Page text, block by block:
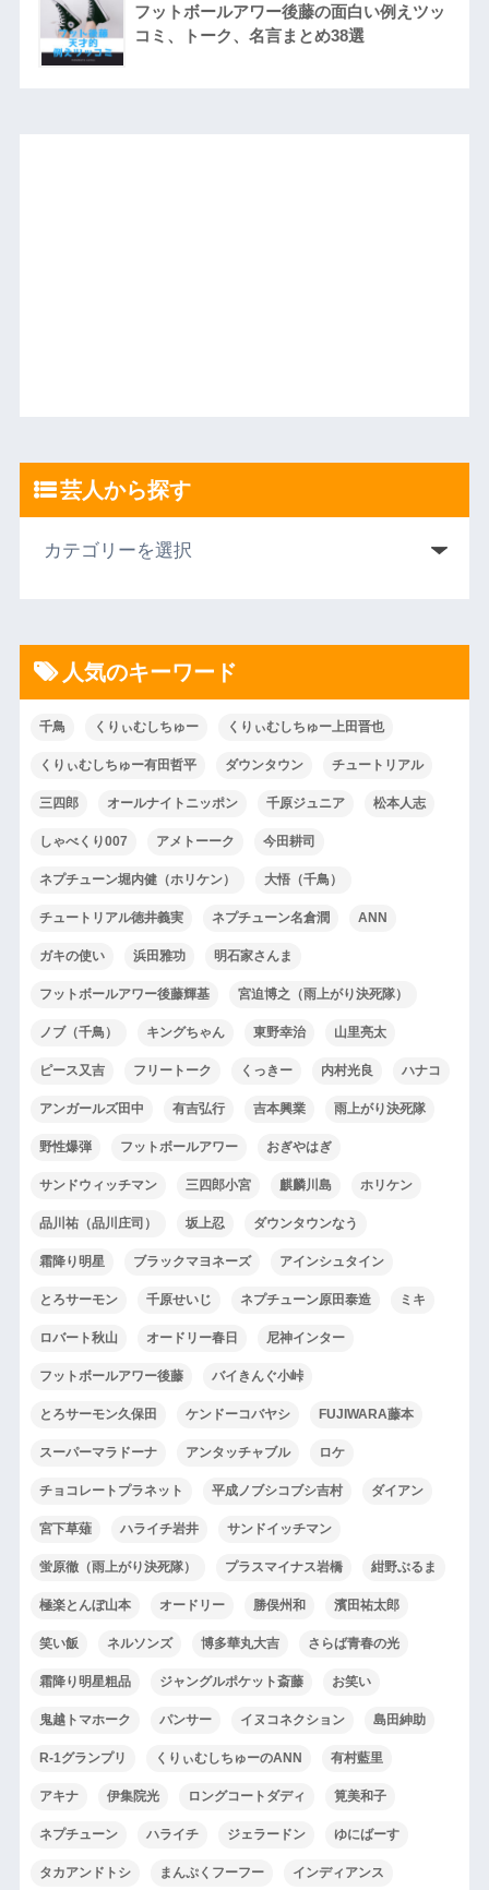
フットボールアワー後藤の面白い例えツッ
コミ、トーク、名言まとめ38選
芸人から探す
人気のキーワード
千鳥 くりぃむしちゅー くりぃむしちゅー上田晋也
くりぃむしちゅー有田哲平 ダウンタウン チュートリアル
三四郎 オールナイトニッポン 千原ジュニア 松本人志
しゃべくり007 アメトーーク 今田耕司
ネプチューン堀内健（ホリケン） 大悟（千鳥）
チュートリアル徳井義実 ネプチューン名倉潤 ANN
ガキの使い 浜田雅功 明石家さんま
フットボールアワー後藤輝基 宮迫博之（雨上がり決死隊）
ノブ（千鳥） キングちゃん 東野幸治 山里亮太
ピース又吉 フリートーク くっきー 内村光良 ハナコ
アンガールズ田中 有吉弘行 吉本興業 雨上がり決死隊
野性爆弾 フットボールアワー おぎやはぎ
サンドウィッチマン 三四郎小宮 麒麟川島 ホリケン
品川祐（品川庄司） 坂上忍 ダウンタウンなう
霜降り明星 ブラックマヨネーズ アインシュタイン
とろサーモン 千原せいじ ネプチューン原田泰造 ミキ
ロバート秋山 オードリー春日 尼神インター
フットボールアワー後藤 バイきんぐ小峠
とろサーモン久保田 ケンドーコバヤシ FUJIWARA藤本
スーパーマラドーナ アンタッチャブル ロケ
チョコレートプラネット 平成ノブシコブシ吉村 ダイアン
宮下草薙 ハライチ岩井 サンドイッチマン
蛍原徹（雨上がり決死隊） プラスマイナス岩橋 紺野ぶるま
極楽とんぼ山本 オードリー 勝俣州和 濱田祐太郎
笑い飯 ネルソンズ 博多華丸大吉 さらば青春の光
霜降り明星粗品 ジャングルポケット斎藤 お笑い
鬼越トマホーク パンサー イヌコネクション 島田紳助
R-1グランプリ くりぃむしちゅーのANN 有村藍里
アキナ 伊集院光 ロングコートダディ 筧美和子
ネプチューン ハライチ ジェラードン ゆにばーす
タカアンドトシ まんぷくフーフー インディアンス